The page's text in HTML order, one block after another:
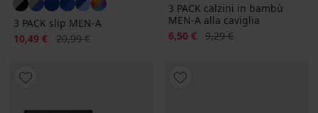
3 PACK slip MEN-A
Sconto
10,49 € Prezzo originale
20,99 €
3 PACK calzini in bambù
MEN-A alla caviglia
Sconto
6,50 € Prezzo originale
9,29 €